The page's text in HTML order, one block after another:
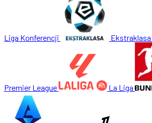
Liga Konferencji Ekstraklasa
Premier League La Liga